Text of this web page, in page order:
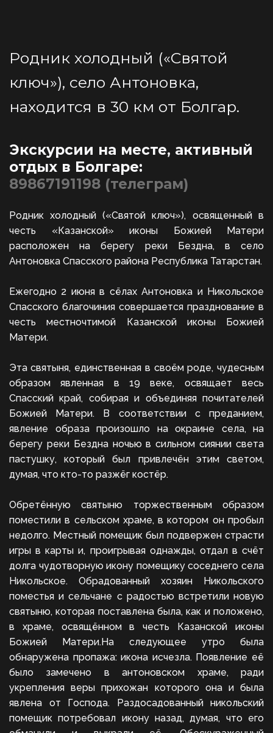
Родник холодный («Святой
ключ»), село Антоновка,
находится в 30 км от Болгар.
Экскурсии на месте, активный
отдых в Болгаре:
89867191198 (телеграм)
Родник холодный («Святой ключ»), освященный в
честь «Казанской» иконы Божией Матери
расположен на берегу реки Бездна, в село
Антоновка Спасского района Республика Татарстан.
Ежегодно 2 июня в сёлах Антоновка и Никольское
Спасского благочиния совершается празднование в
честь местночтимой Казанской иконы Божией
Матери.
Эта святыня, единственная в своём роде, чудесным
образом явленная в 19 веке, освящает весь
Спасский край, собирая и объединяя почитателей
Божией Матери. В соответствии с преданием,
явление образа произошло на окраине села, на
берегу реки Бездна ночью в сильном сиянии света
пастушку, который был привлечён этим светом,
думая, что кто-то разжёг костёр.
Обретённую святыню торжественным образом
поместили в сельском храме, в котором он пробыл
недолго. Местный помещик был подвержен страсти
игры в карты и, проигрывая однажды, отдал в счёт
долга чудотворную икону помещику соседнего села
Никольское. Обрадованный хозяин Никольского
поместья и сельчане с радостью встретили новую
святыню, которая поставлена была, как и положено,
в храме, освящённом в честь Казанской иконы
Божией Матери.На следующее утро была
обнаружена пропажа: икона исчезла. Появление её
было замечено в антоновском храме, ради
укрепления веры прихожан которого она и была
явлена от Господа. Раздосадованный никольский
помещик потребовал икону назад, думая, что его